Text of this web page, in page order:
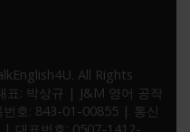
All Rights
: 박상규 | J&M 영어 공작
호: 843-01-00855 | 통신